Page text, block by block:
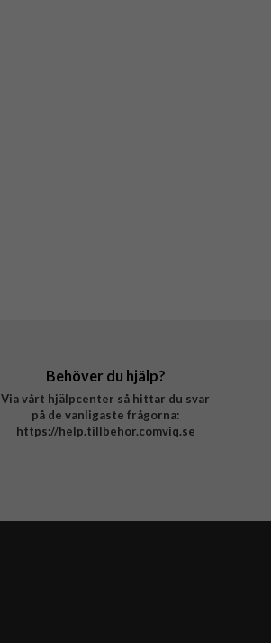
Behöver du hjälp?
Via vårt hjälpcenter så hittar du svar
på de vanligaste frågorna:
https://help.tillbehor.comviq.se